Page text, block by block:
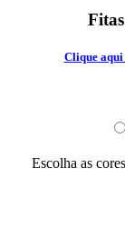
Clique
Escolha as